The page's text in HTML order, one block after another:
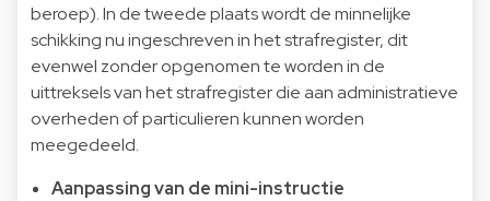
beroep). In de tweede plaats wordt de minnelijke
schikking nu ingeschreven in het strafregister, dit
evenwel zonder opgenomen te worden in de
uittreksels van het strafregister die aan administratieve
overheden of particulieren kunnen worden
meegedeeld.
Aanpassing van de mini-instructie